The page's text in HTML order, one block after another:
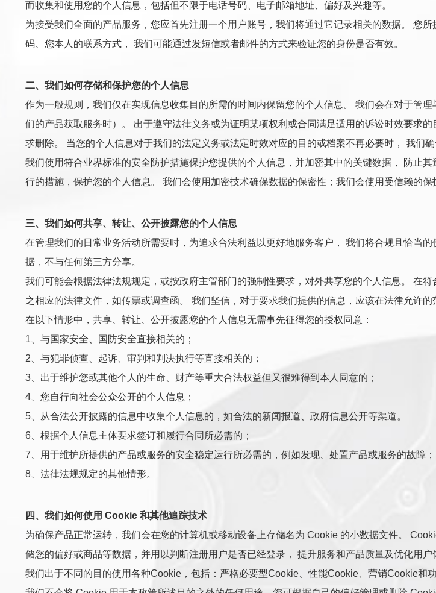
而收集和使用您的个人信息，包括但不限于电话号码、电子邮箱地址、偏好及兴趣等。
为接受我们全面的产品服务，您应首先注册一个用户账号，我们将通过它记录相关的数据。 您
码、您本人的联系方式， 我们可能通过发短信或者邮件的方式来验证您的身份是否有效。
二、我们如何存储和保护您的个人信息
作为一般规则，我们仅在实现信息收集目的所需的时间内保留您的个人信息。 我们会在对于管
们的产品获取服务时）。 出于遵守法律义务或为证明某项权利或合同满足适用的诉讼时效要求
求删除。 当您的个人信息对于我们的法定义务或法定时效对应的目的或档案不再必要时， 我们确
我们使用符合业界标准的安全防护措施保护您提供的个人信息，并加密其中的关键数据， 防止
行的措施，保护您的个人信息。 我们会使用加密技术确保数据的保密性；我们会使用受信赖的保
三、我们如何共享、转让、公开披露您的个人信息
在管理我们的日常业务活动所需要时，为追求合法利益以更好地服务客户， 我们将合规且恰当
据，不与任何第三方分享。
我们可能会根据法律法规规定，或按政府主管部门的强制性要求，对外共享您的个人信息。 在
之相应的法律文件，如传票或调查函。 我们坚信，对于要求我们提供的信息，应该在法律允许的
在以下情形中，共享、转让、公开披露您的个人信息无需事先征得您的授权同意：
1、与国家安全、国防安全直接相关的；
2、与犯罪侦查、起诉、审判和判决执行等直接相关的；
3、出于维护您或其他个人的生命、财产等重大合法权益但又很难得到本人同意的；
4、您自行向社会公众公开的个人信息；
5、从合法公开披露的信息中收集个人信息的，如合法的新闻报道、政府信息公开等渠道。
6、根据个人信息主体要求签订和履行合同所必需的；
7、用于维护所提供的产品或服务的安全稳定运行所必需的，例如发现、处置产品或服务的故障；
8、法律法规规定的其他情形。
四、我们如何使用 Cookie 和其他追踪技术
为确保产品正常运转，我们会在您的计算机或移动设备上存储名为 Cookie 的小数据文件。
储您的偏好或商品等数据，并用以判断注册用户是否已经登录， 提升服务和产品质量及优化用户
我们出于不同的目的使用各种Cookie，包括：严格必要型Cookie、性能Cookie、营销Cookie和